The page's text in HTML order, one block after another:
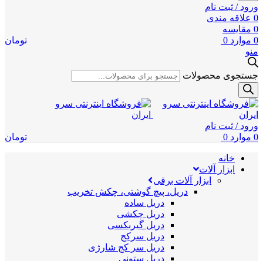
ورود / ثبت نام
0 علاقه مندی
0 مقایسه
0 موارد 0
تومان
منو
جستجوی محصولات
ورود / ثبت نام
0 موارد 0 تومان
خانه
ابزار آلات
ابزار آلات برقی
دریل، پیچ گوشتی، چکش تخریب
دریل ساده
دریل چکشی
دریل گیربکسی
دریل سرکج
دریل سر کج شارژی
دریل ستونی